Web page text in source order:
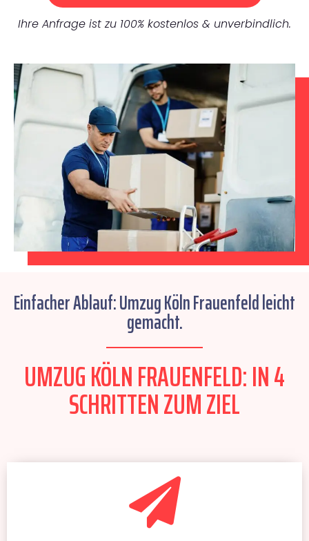
Ihre Anfrage ist zu 100% kostenlos & unverbindlich.
Einfacher Ablauf: Umzug Köln Frauenfeld leicht
gemacht.
UMZUG KÖLN FRAUENFELD: IN 4
SCHRITTEN ZUM ZIEL